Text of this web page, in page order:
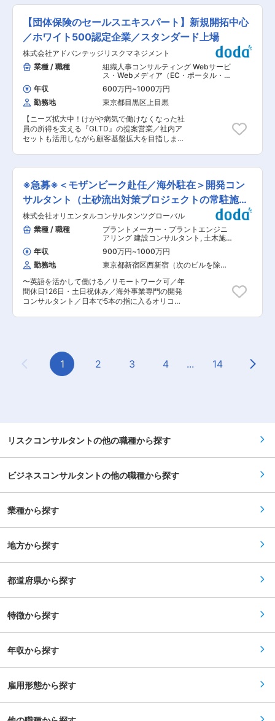
保・生保）やFPなどの資格取得支援制度、e-
learningによる学習支援もあり、専門性の習得を
全面的にサポートします。 ■魅力点： ・当社で
は、日立グループ各社をはじめとする法人企業に
対し、保険を通じたリスクソリューションを提供
しています。顧客の事業や経営課題を踏まえてリ
スクを分析し、最適な保険プランを設計・提案す
る、コンサルティブな営業スタイルが特徴です。
・また、フレックスタイム制や在宅勤務制度を活
用でき、年間休日126日、有給休暇の計画取得も
奨励されており、ライフステージに応じた柔軟な
働き方が可能です。 ■当社について 当社は、日
立グループの保険代理店として、損害保険・生命
人・個人のお客様に向けて、最適な保険ソリュー
ションを提供しています。近年はデジタル技術の
「健康経営優良法人（ホワイト500）」に認定さ
れています。
能 ◆充実した研修と日系大手のカルチャーで長期
活躍を期待する社風／体制 ◆若手未経験からのキ
ャリアチェンジ事例多数・コンサルタントとして
成長 当社の事業戦略コンサルタントを募集しま
す。 日立グループが培った社会イノベーションの
構想力と、OT(Operational Technology)×IT×ア
セットの強みを活かし、 DX戦略立案から実行・
定着までを一気通貫でご支援いただきます。社外
の視点でDXプロジェクトを俯瞰しつつ、クライ
アントの内製では実現できないスピードと品質で
実行をドライブし、クライアントの変革を最後の
成果創出まで導く役割となります。 具体的には、
「経営戦略・ビジョンと整合をとった、事業KPI
策定・モニタリング」、「データドリブンでDX
の現場課題を可視化、解決に向けた意思決定デザ
イン」などをクライアント伴走型でリードいただ
ジタル改革 労働人口の減少が大きな課題である
建設現場において、現場作業員の作業状況や建設
の進捗状況をデジタルで可視化し、企業全体での
人・モノ・カネの最適ポートフォリオ検討を実
現。企画構想段階から参画し伴走型で変革実行ま
で支援。 ・〜全社のコストを見える化〜プラント
メーカー全社DX改革 設計・調達・工事を一括で
担う大規模プラントメーカーのコスト競争力強化
に向けた活動を支援。経営戦略からDXを見据え
た業務構想を設計しFeasibilityを検証しながら高
速にPDCAを回す事で実現性の高い変革を支援。
■ワークライフバランス： ワークライフバランス
を重要視し、リモートワーク導入や休暇取得の促
男性の育児取得率：60％以上 (平均取得期間67
業務
【団体保険のセールスエキスパート】新規開拓中心
／ホワイト500認定企業／スタンダード上場
株式会社アドバンテッジリスクマネジメント
業種 / 職種
組織人事コンサルティング Webサービ
ス・Webメディア（EC・ポータル・ソ
ーシャル） 金融法人営業 リスクコン
サルタント
年収 600万円~1000万円
勤務地
東京都目黒区上目黒
【ニーズ拡大中！けがや病気で働けなくなった社
員の所得を支える『GLTD』の提案営業／社内ア
セットも活用しながら顧客基盤拡大を目指しま
けなくなった時の失われた所得を補償する」保険
の仕組みです。従業員の“働けなくなったときの
不安”を払拭し、安心して働ける環境を福利厚生
ともいえる人事施策です。付随して福利厚生周辺
の保険制度の構築や運営を行い、企業・従業員の
ウェルビーイングを両立支援の側面から支えま
す。 ■具体的な業務内容： 新規開拓をメインに
担っていただくセールスエキスパートを募集して
います。 ・新規取引企業開拓 ・既存取引企業へ
の契約更改、課題解決 ・他商材の提案営業を行い
当社全体の取引を拡大 ・提携先との連携、調整業
務（各保険会社や提携先保険代理店・その他金融
機関など） ・サービス内容、販売促進の企画・立
案・実行 ・提案資料作成 ・売上数字管理 ・活動
報告集計 1人あたり、20社〜50社ほどのお客様を
担当いただきます。 （新規、既存の営業目標比率
世間の認知が広まりつつあるものの、まだまだ知
らない人も多いのが現状です。そのため、この制
度の必要性・価値をお客様に伝え、導入企業を増
め責任やプレッシャーもありますが、その分やり
内でもクロスセルが積極的に行われいるため、メ
ンタルヘルス・フィジカルヘルスをはじめとした
ウェルビーイングに関する様々な知識が得られ、
囲：会社の定める業務
※急募※＜モザンビーク赴任／海外駐在＞開発コン
サルタント（土砂流出対策プロジェクトの常駐施工
管理）
株式会社オリエンタルコンサルタンツグローバル
業種 / 職種
プラントメーカー・プラントエンジニ
アリング 建設コンサルタント , 土木施
工管理（トンネル・道路・造成・ダ
ム・河川・港湾・造園など） リスクコ
ンサルタント
年収 900万円~1000万円
勤務地
東京都新宿区西新宿（次のビルを除
〜英語を活かして働ける／リモートワーク可／年
間休日126日・土日祝休み／海外事業専門の開発
コンサルタント／日本で5本の指に入るオリコン
内容： 海外（モザンビーク国ナカラ市）の土砂流
出対策プロジェクトにおける施工監理をご担当い
ただきます。 ※モザンビークへの長期赴任（2026
充しており、下記制度をご用意しております。 ・
育児休業、復職サポート、産前産後休暇や育児休
業 ・短時間勤務制度 ・出張先への家族帯同、家
ベビーシッター補助制度 ・ファミリーデーの開
リエンタルコンサルタンツグループにおける海外
開発事業の中核をになっております。 これまでア
ジア、アフリカ、ヨーロッパ、オセアニア、ラテ
のプロジェクトに従事してきた、世界トップレベ
ション解析、入札支援、施工監理、運営管理など
の総合エンジニアリングサービスを提供するグロ
ーバルカンパニーとしてナンバーワン、オンリー
る業務
Previous Page
1 2 3 4 ... 14
リスクコンサルタントの他の職種から探す
ビジネスコンサルタントの他の職種から探す
業種から探す
地方から探す
都道府県から探す
特徴から探す
年収から探す
雇用形態から探す